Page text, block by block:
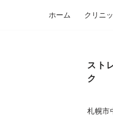
ホーム クリニ
スト
ク
札幌市